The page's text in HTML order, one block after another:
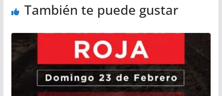
También te puede gustar